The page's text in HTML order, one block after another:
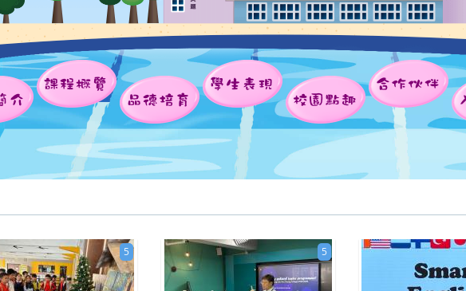
介
課程概覽
品德培育
學生表現
校園點趣
合作伙伴
5 5